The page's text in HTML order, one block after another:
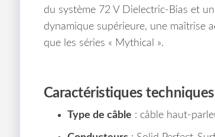
du système 72 V Dielectric-Bias et
dynamique supérieure, une maîtrise
que les séries « Mythical ».
Caractéristiques techniques
Type de câble : câble haut-